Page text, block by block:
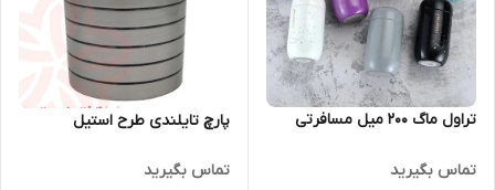
تراول ماگ 200 میل مسافرتی
تماس بگیرید
پارچ تایلندی طرح استیل
تماس بگیرید